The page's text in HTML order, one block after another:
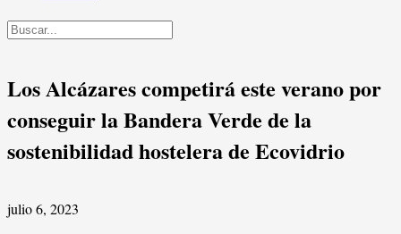
Buscar
Los Alcázares competirá este verano por
conseguir la Bandera Verde de la
sostenibilidad hostelera de Ecovidrio
julio 6, 2023